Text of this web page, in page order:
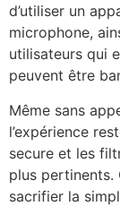
d’utiliser un
microphone,
utilisateurs qui
peuvent être
Même sans
l’expérience
secure et les
plus pertinents.
sacrifier la